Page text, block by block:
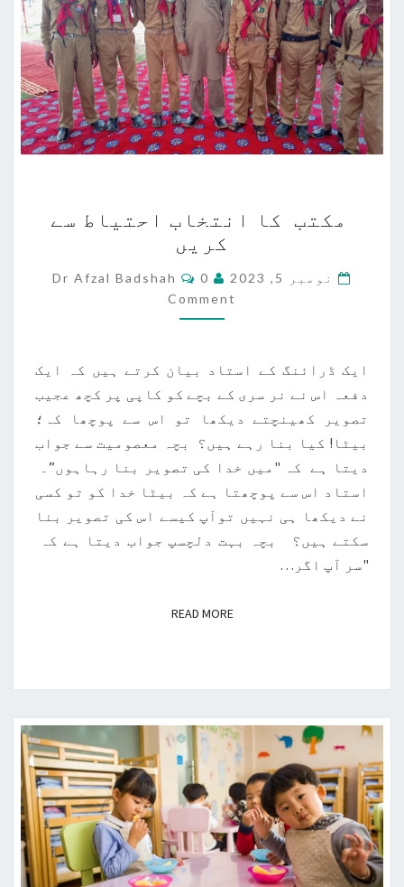
کا
انتخاب
احتیاط
سے
کریں
مکتب کا انتخاب احتیاط سے
کریں
نومبر 5, 2023 Dr Afzal Badshah
Comments 0
Comment
ایک ڈرائنگ کے استاد بیان کرتے ہیں کہ ایک
دفعہ اس نے نر سری کے بچے کو کاپی پر کچھ عجیب
تصویر کھینچتے دیکھا تو اس سے پوچھا کہ؛
بیٹا! کیا بنا رہے ہیں؟ بچہ معصومیت سے جواب
دیتا ہے کہ "میں خدا کی تصویر بنا رہاہوں”۔
استاد اس سے پوچھتا ہے کہ بیٹا خدا کو تو کسی
نے دیکھا ہی نہیں توآپ کیسے اس کی تصویر بنا
سکتے ہیں؟ بچہ بہت دلچسپ جواب دیتا ہے کہ
"سر آپ اگر…
READ MORE
READ MORE